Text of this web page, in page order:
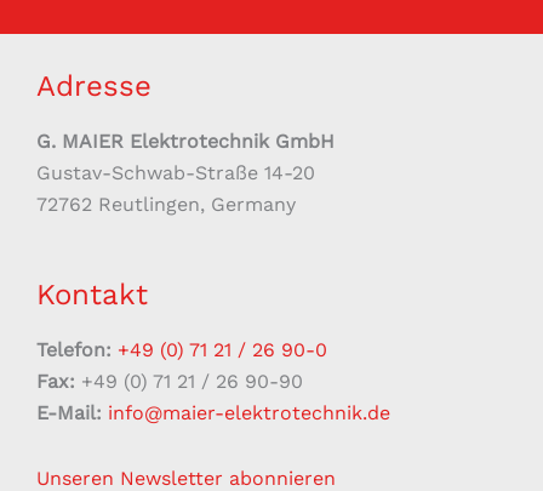
Adresse
G. MAIER Elektrotechnik GmbH
Gustav-Schwab-Straße 14-20
72762 Reutlingen, Germany
Kontakt
Telefon: +49 (0) 71 21 / 26 90-0
Fax: +49 (0) 71 21 / 26 90-90
E-Mail: info@maier-elektrotechnik.de
Unseren Newsletter abonnieren